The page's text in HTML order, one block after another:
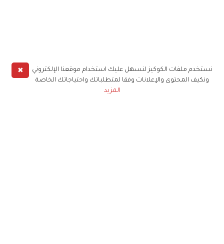
✖
نستخدم ملفات الكوكيز لنسهل عليك استخدام موقعنا الإلكتروني
ونكيف المحتوى والإعلانات وفقا لمتطلباتك واحتياجاتك الخاصة
المزيد